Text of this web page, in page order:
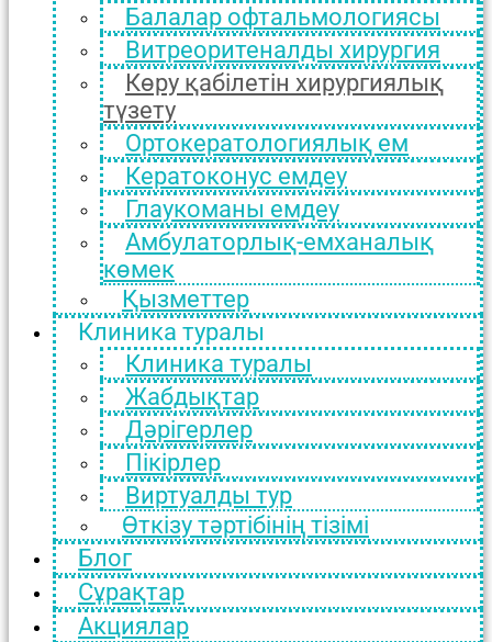
Балалар офтальмологиясы
Витреоритеналды хирургия
Көру қабілетін хирургиялық
түзету
Ортокератологиялық ем
Кератоконус емдеу
Глаукоманы емдеу
Амбулаторлық-емханалық
көмек
Қызметтер
Клиника туралы
Клиника туралы
Жабдықтар
Дәрігерлер
Пікірлер
Виртуалды тур
Өткізу тәртібінің тізімі
Блог
Сұрақтар
Акциялар